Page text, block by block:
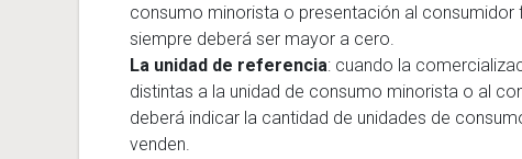
consumo minorista o presentación al
siempre deberá ser mayor a cero.
La unidad de referencia: cuando la
distintas a la unidad de consumo minorista o al
deberá indicar la cantidad de unidades de
venden.